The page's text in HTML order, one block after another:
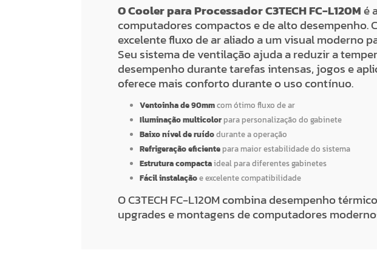
O Cooler para Processador C3TECH FC-L120Mé
computadores compactos e de alto
excelente fluxo de ar aliado a um visual moderno
Seu sistema de ventilação ajuda a reduzir a
desempenho durante tarefas intensas, jogos e
oferece mais conforto durante o uso contínuo.
Ventoinha de 90mmcom ótimo fluxo de ar
Iluminação multicolorpara personalização do gabinete
Baixo nível de ruídodurante a operação
Refrigeração eficiente para maior estabilidade do sistema
Estrutura compactaideal para diferentes gabinetes
Fácil instalaçãoe excelente compatibilidade
O C3TECH FC-L120M combina desempenho
upgrades e montagens de computadores